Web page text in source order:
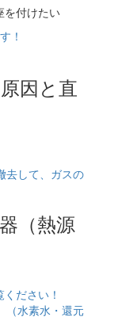
を付けたい
！
因と直
（熱源
ださい！